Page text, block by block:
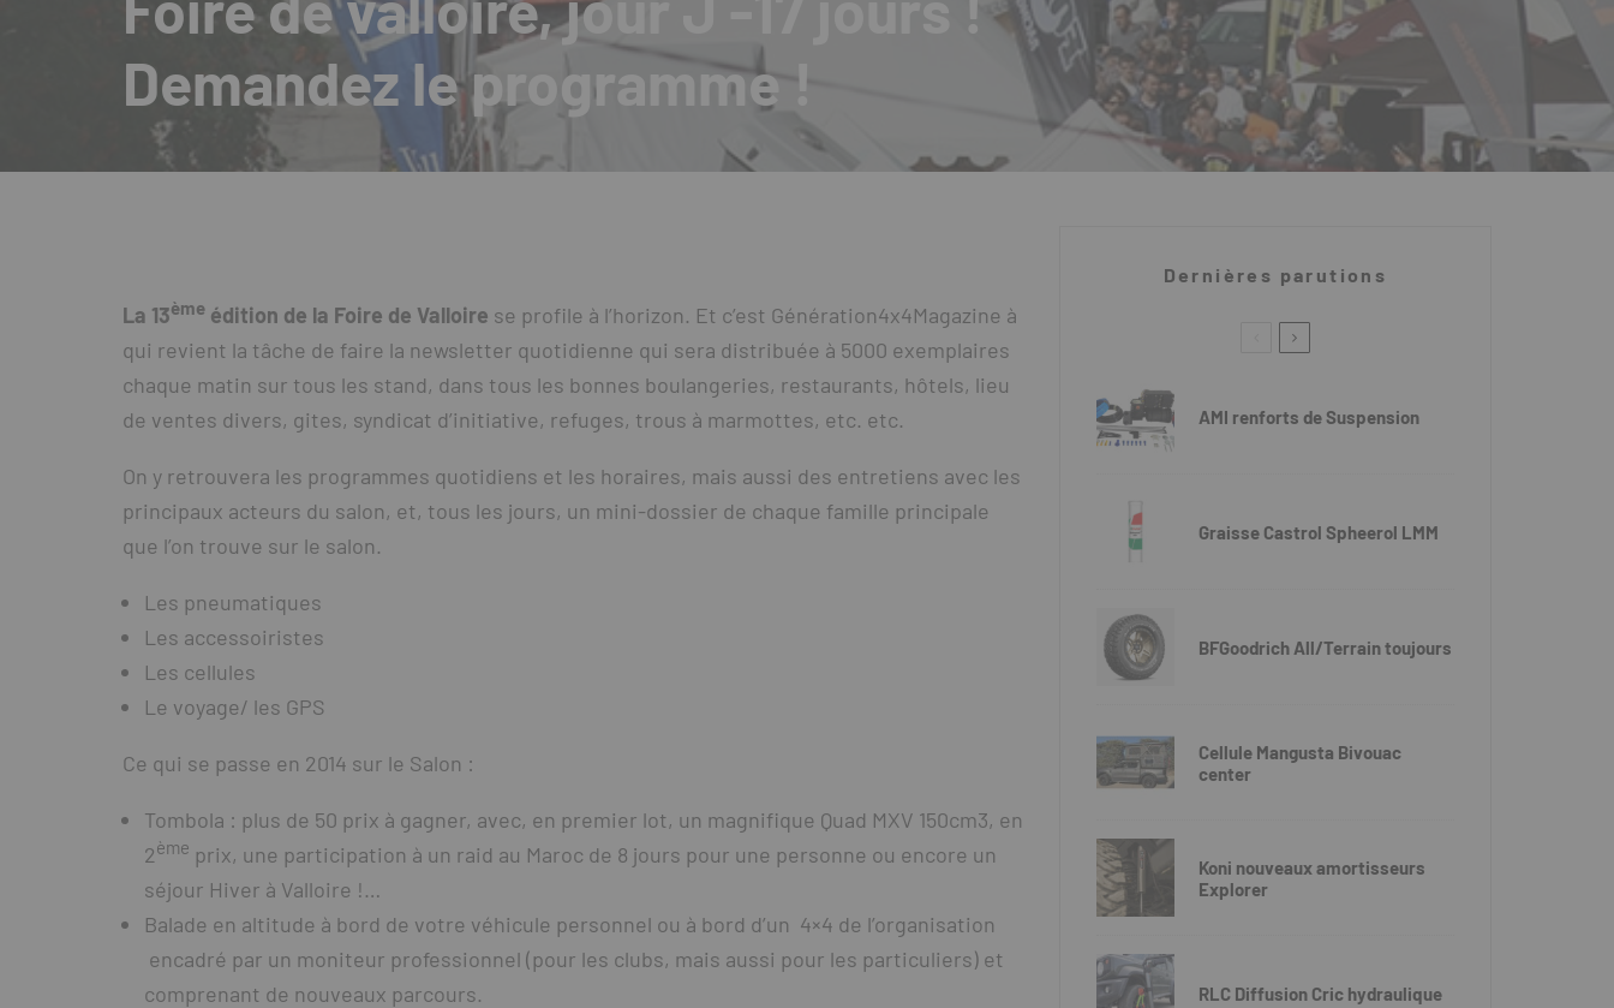
Demandez le programme !
La 13ème édition de la Foire de Valloire se profile à l’horizon. Et c’est Génération4x4Magazine à
qui revient la tâche de faire la newsletter quotidienne qui sera distribuée à 5000 exemplaires
chaque matin sur tous les stand, dans tous les bonnes boulangeries, restaurants, hôtels, lieu
de ventes divers, gites, syndicat d’initiative, refuges, trous à marmottes, etc. etc.
On y retrouvera les programmes quotidiens et les horaires, mais aussi des entretiens avec les
principaux acteurs du salon, et, tous les jours, un mini-dossier de chaque famille principale
que l’on trouve sur le salon.
Les pneumatiques
Les accessoiristes
Les cellules
Le voyage/ les GPS
Ce qui se passe en 2014 sur le Salon :
Tombola : plus de 50 prix à gagner, avec, en premier lot, un magnifique Quad MXV 150cm3, en
2ème prix, une participation à un raid au Maroc de 8 jours pour une personne ou encore un
séjour Hiver à Valloire !…
Balade en altitude à bord de votre véhicule personnel ou à bord d’un 4×4 de l’organisation
encadré par un moniteur professionnel (pour les clubs, mais aussi pour les particuliers) et
comprenant de nouveaux parcours.
Dernières parutions
AMI renforts de Suspension
Graisse Castrol Spheerol LMM
BFGoodrich All/Terrain toujours
Cellule Mangusta Bivouac
center
Koni nouveaux amortisseurs
Explorer
RLC Diffusion Cric hydraulique